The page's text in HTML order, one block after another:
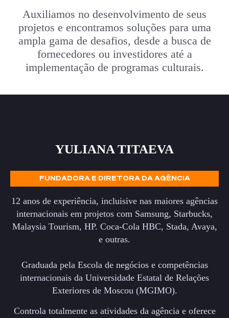
Auxiliamos no desenvolvimento de seus
projetos e encontramos soluções para uma
ampla gama de desafios, desde a busca de
fornecedores ou investidores até a
implementação de programas culturais.
YULIANA TITAEVA
FUNDADORA E DIRETORA DA AGÊNCIA
12 anos de experiência, incluisive nas maiores agências
internacionais em projetos com Samsung, Starbucks,
Malaysia Tourism, HP. Coca-Cola HBC, Stada, Avaya,
e outras.
Graduada pela Escola de negócios e competências
internacionais da Universidade Estatal de Relações
Exteriores de Moscou (MGIMO).
Controla totalmente as atividades da agência e oferece